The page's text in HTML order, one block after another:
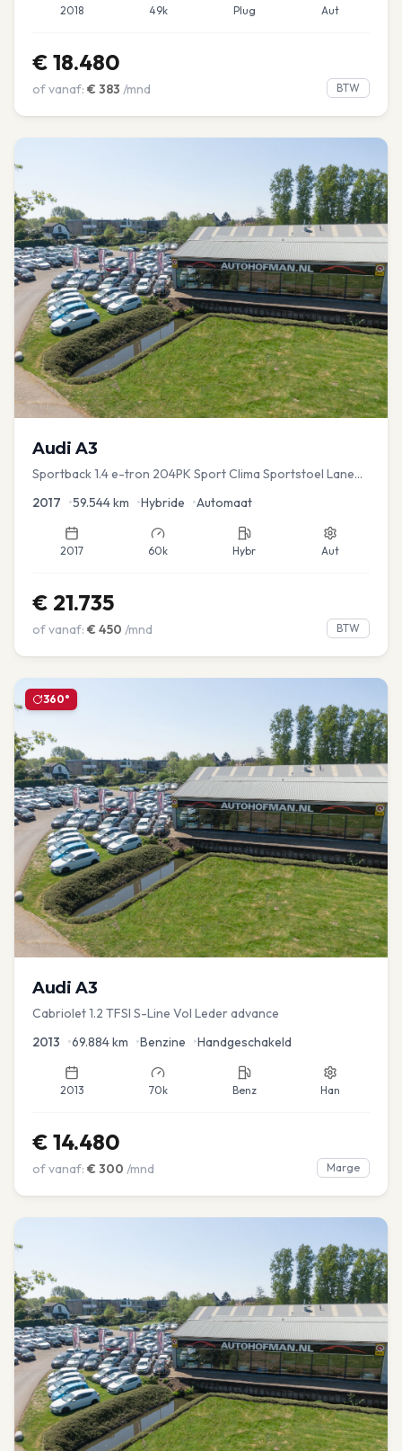
2018 49k Plug Aut
€ 18.480
of vanaf: € 383 /mnd BTW
Audi A3
Sportback 1.4 e-tron 204PK Sport Clima Sportstoel Lane
2017 •59.544km •Hybride •Automaat
2017 60k Hybr Aut
€ 21.735
of vanaf: € 450 /mnd BTW
360°
Audi A3
Cabriolet 1.2 TFSI S-Line Vol Leder advance
2013 •69.884km •Benzine •Handgeschakeld
2013 70k Benz Han
€ 14.480
of vanaf: € 300 /mnd Marge